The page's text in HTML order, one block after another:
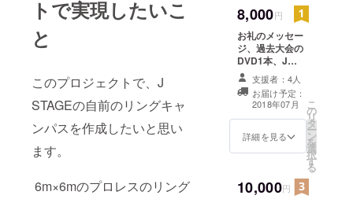
トで実現したいこ
と
このプロジェクトで、J
STAGEの自前のリングキャ
ンパスを作成したいと思い
ます。
6m×6mのプロレスのリング
8,000円
お礼のメッセー
ジ、過去大会の
DVD1本、J
STAGEロゴT
シャツ支援者：4人
お届け予定：
2018年07月
詳細を見る
こ
の
リ
タ
ー
ン
を
選
択
す
る
10,000円